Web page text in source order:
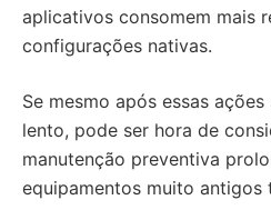
aplicativos consomem mais
configurações nativas.
Se mesmo após essas
lento, pode ser hora de
manutenção preventiva
equipamentos muito antigos